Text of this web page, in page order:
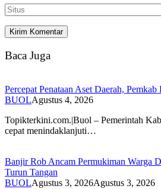
Baca Juga
Percepat Penataan Aset Daerah,
BUOLAgustus 4, 2026
Topikterkini.com.|Buol – Pemerintah
cepat menindaklanjuti…
Banjir Rob Ancam Permukiman Warga
Turun Tangan
BUOLAgustus 3, 2026Agustus 3, 2026